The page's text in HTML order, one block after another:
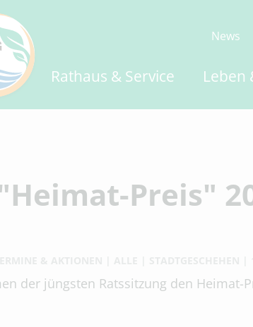
Rathaus & Service Leben
News
Preis"
der jüngsten Ratssitzung den